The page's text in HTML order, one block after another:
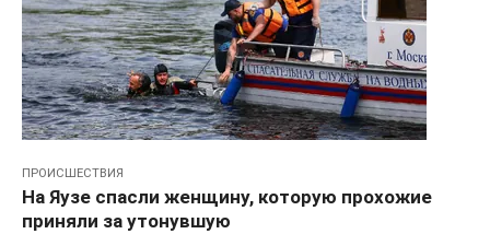
ПРОИСШЕСТВИЯ
На Яузе спасли женщину, которую прохожие
приняли за утонувшую